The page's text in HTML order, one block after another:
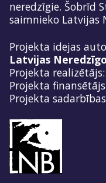
neredzīgie. Šobrīd
saimnieko Latvijas
Projekta idejas
Latvijas
Projekta realizētājs:
Projekta
Projekta